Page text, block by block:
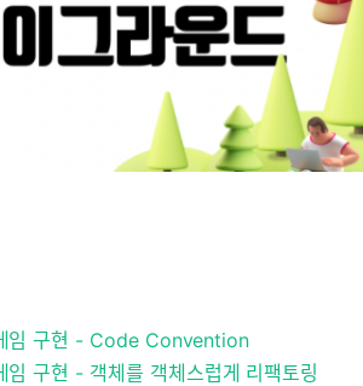
임 구현 - Code Convention
임 구현 - 객체를 객체스럽게 리팩토링